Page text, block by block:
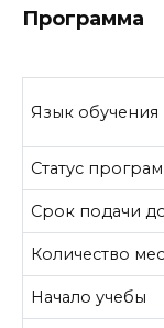
Программа
Язык обучения
Статус
Срок подачи
Количество
Начало учебы